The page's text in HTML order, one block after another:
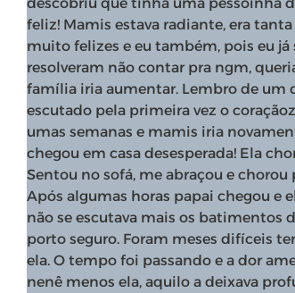
feliz! Mamis estava radiante, era
muito felizes e eu também, pois eu
resolveram não contar pra ngm,
família iria aumentar. Lembro de um
escutado pela primeira vez o
umas semanas e mamis iria
chegou em casa desesperada! Ela
Sentou no sofá, me abraçou e
Após algumas horas papai chegou e
não se escutava mais os batimentos
porto seguro. Foram meses difíceis
ela. O tempo foi passando e a dor
nenê menos ela, aquilo a deixava